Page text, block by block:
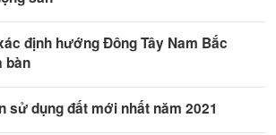
định hướng Đông Tây Nam Bắc
bàn
sử dụng đất mới nhất năm 2021